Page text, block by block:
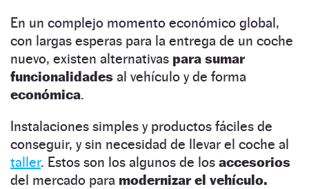
En un complejo momento económico global,
con largas esperas para la entrega de un coche
nuevo, existen alternativas para sumar
funcionalidades al vehículo y de forma
económica.
Instalaciones simples y productos fáciles de
conseguir, y sin necesidad de llevar el coche al
taller. Estos son los algunos de los accesorios
del mercado para modernizar el vehículo.